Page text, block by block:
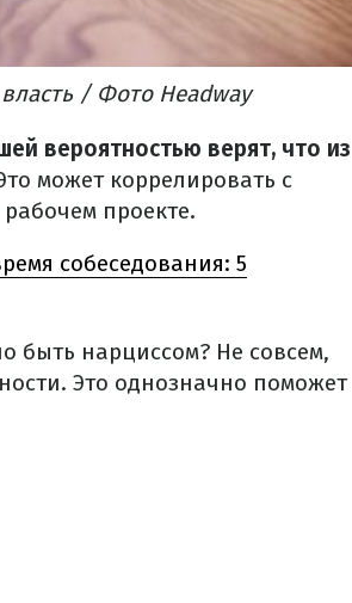
/ Фото Headway
вероятностью верят, что из
может коррелировать с
проекте.
собеседования: 5
быть нарциссом? Не совсем,
Это однозначно поможет